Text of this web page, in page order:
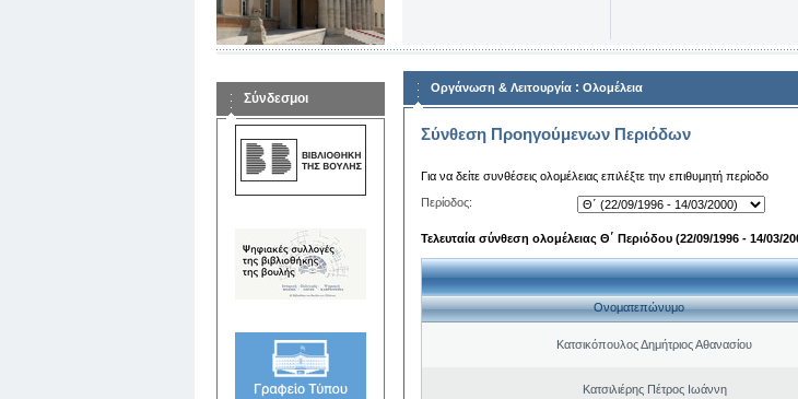
Σύνδεσμοι
Οργάνωση & Λειτουργία : Ολομέλεια
Σύνθεση Προηγούμενων Περιόδων
Για να δείτε συνθέσεις ολομέλειας επιλέξτε την επιθυμητή περίοδο
Περίοδος:
Τελευταία σύνθεση ολομέλειας Θ΄ Περιόδου (22/09/1996 - 14/03/
Ονοματεπώνυμο
Κατσικόπουλος Δημήτριος Αθανασίου
Κατσιλιέρης Πέτρος Ιωάννη